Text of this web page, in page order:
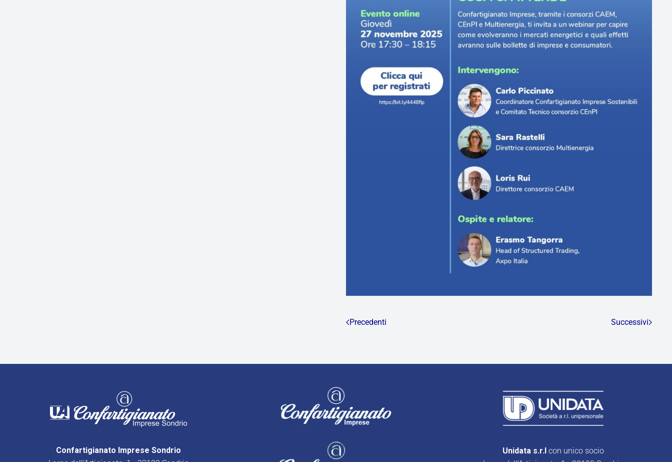
Precedenti Successivi
Confartigianato Imprese Sondrio
Unidata s.r.l con unico socio